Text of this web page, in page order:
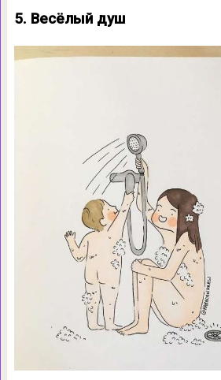
5. Весёлый душ